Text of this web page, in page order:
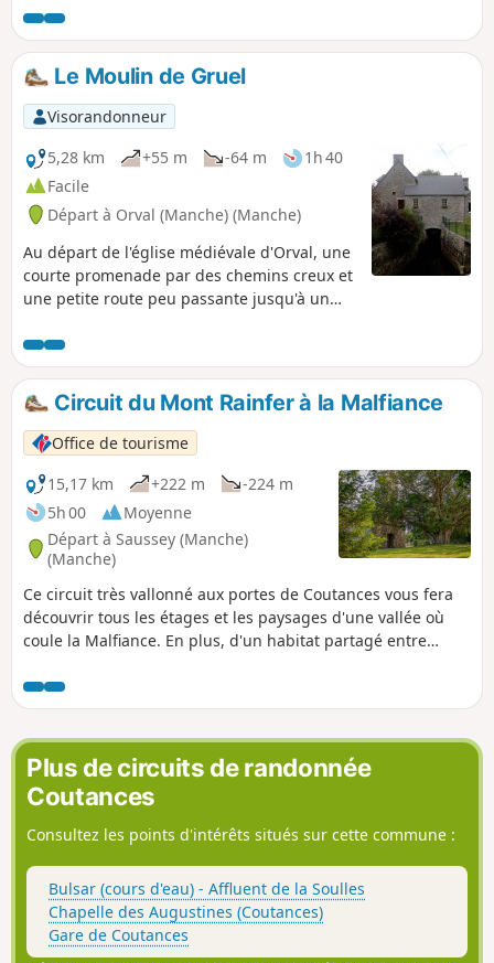
Le Moulin de Gruel
Visorandonneur
5,28 km
+55 m -64 m
1h 40
Facile
Départ à Orval (Manche) (Manche)
Au départ de l'église médiévale d'Orval, une
courte promenade par des chemins creux et
une petite route peu passante jusqu'à un
Circuit du Mont Rainfer à la Malfiance
Office de tourisme
15,17 km
+222 m
-224 m
5h 00
Moyenne
Départ à Saussey (Manche)
(Manche)
Ce circuit très vallonné aux portes de Coutances vous fera
découvrir tous les étages et les paysages d'une vallée où
coule la Malfiance. En plus, d'un habitat partagé entre
fenêtres) et terre et masse, le circuit passe devant de très
beaux bâtiments (manoir, colombier, presbytères, églises)
caractéristiques du Coutançais.
Plus de circuits de randonnée
Coutances
Consultez les points d'intérêts situés sur cette commune :
Bulsar (cours d'eau) - Affluent de la Soulles
Chapelle des Augustines (Coutances)
Gare de Coutances